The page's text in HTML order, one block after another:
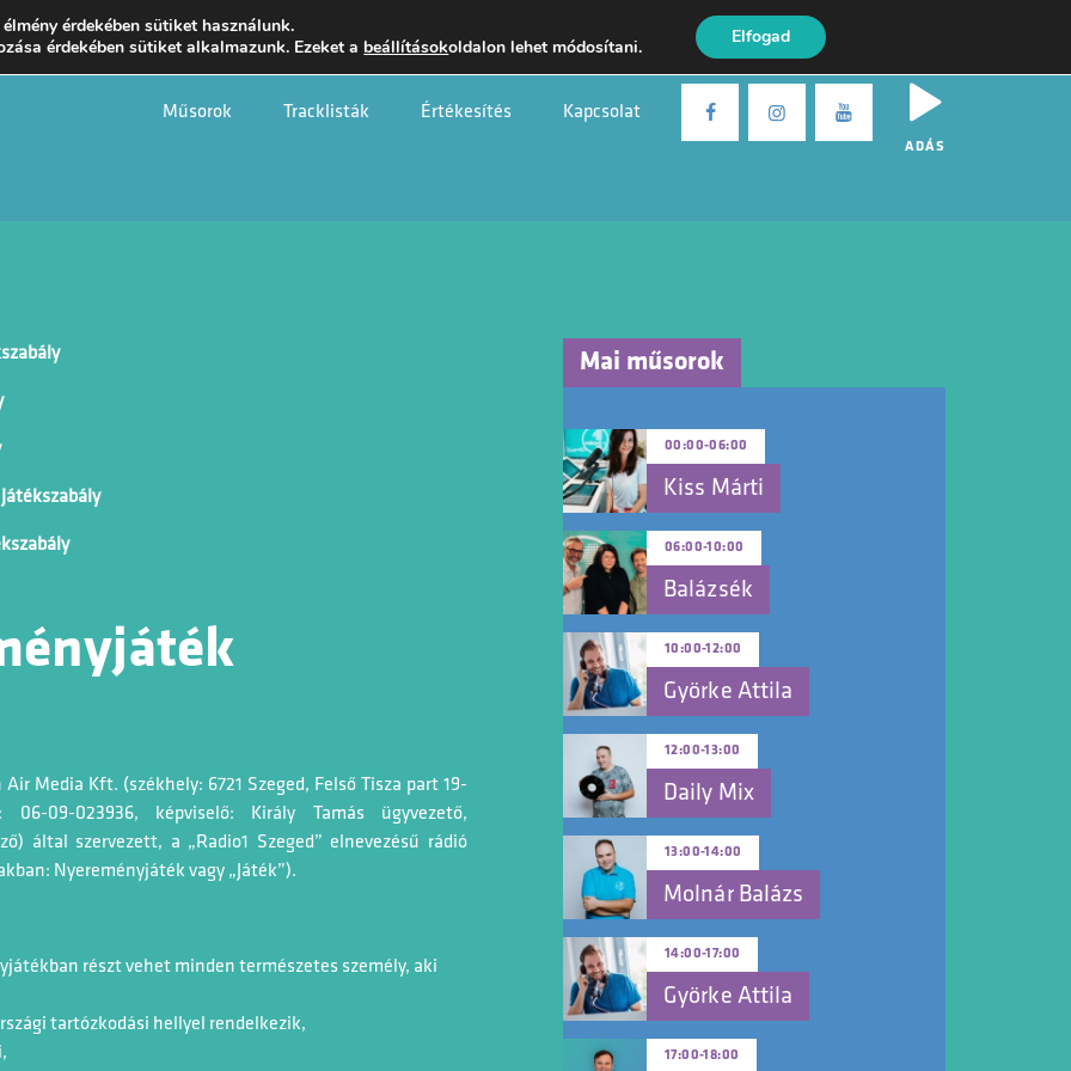
Műsorok Tracklisták Értékesítés Kapcsolat
ADÁS
Műsorok
Tracklisták
Media Kft. (székhely: 6721 Szeged, Felső Tisza part 19-
06-09-023936, képviselő: Király Tamás ügyvezető,
által szervezett, a „Radio1 Szeged” elnevezésű rádió
Nyereményjáték vagy „Játék”).
részt vehet minden természetes személy, aki
tartózkodási hellyel rendelkezik,
Mai műsorok
00:00-06:00
Kiss Márti
06:00-10:00
Balázsék
10:00-12:00
Györke Attila
12:00-13:00
Daily Mix
13:00-14:00
Molnár Balázs
14:00-17:00
Györke Attila
17:00-18:00
érdekében sütiket használunk.
érdekében sütiket alkalmazunk. Ezeket a beállításokoldalon lehet módosítani. Elfogad